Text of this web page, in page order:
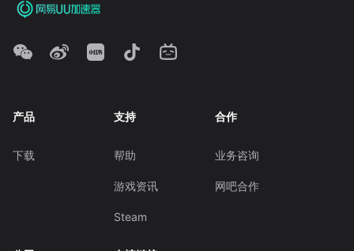
产品
下载
支持
帮助
游戏资讯
Steam
合作
业务咨询
网吧合作